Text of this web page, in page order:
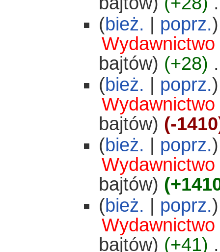
(bież. poprz.)
Wydawnictwo
bajtów) (+28)
(bież. poprz.)
Wydawnictwo
bajtów) (-
(bież. poprz.)
Wydawnictwo
bajtów)
(bież. poprz.)
Wydawnictwo
bajtów) (+41)